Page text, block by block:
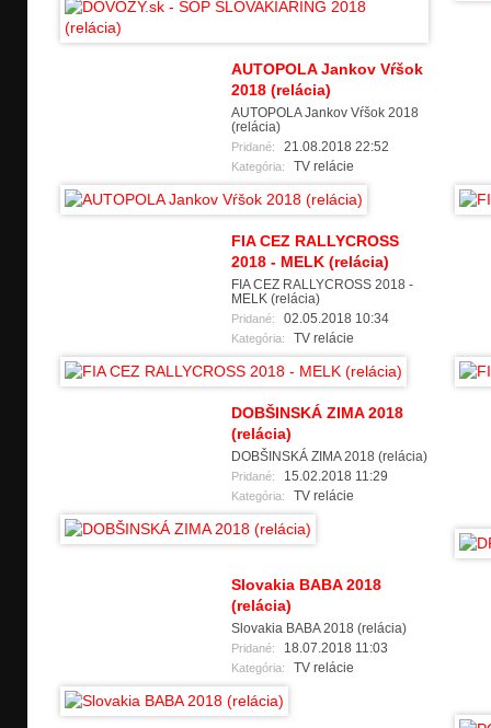
AUTOPOLA Jankov Vŕšok
2018 (relácia)
AUTOPOLA Jankov Vŕšok 2018
(relácia)
Pridané: 21.08.2018 22:52
Kategória: TV relácie
FIA CEZ RALLYCROSS
2018 - MELK (relácia)
FIA CEZ RALLYCROSS 2018 -
MELK (relácia)
Pridané: 02.05.2018 10:34
Kategória: TV relácie
DOBŠINSKÁ ZIMA 2018
(relácia)
DOBŠINSKÁ ZIMA 2018 (relácia)
Pridané: 15.02.2018 11:29
Kategória: TV relácie
Slovakia BABA 2018
(relácia)
Slovakia BABA 2018 (relácia)
Pridané: 18.07.2018 11:03
Kategória: TV relácie